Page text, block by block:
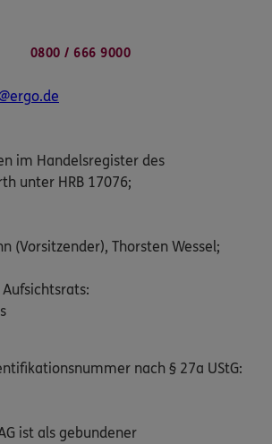
0800 / 666 9000
im Handelsregister des
unter HRB 17076;
(Vorsitzender), Thorsten Wessel;
nach § 27a UStG:
ist als gebundener